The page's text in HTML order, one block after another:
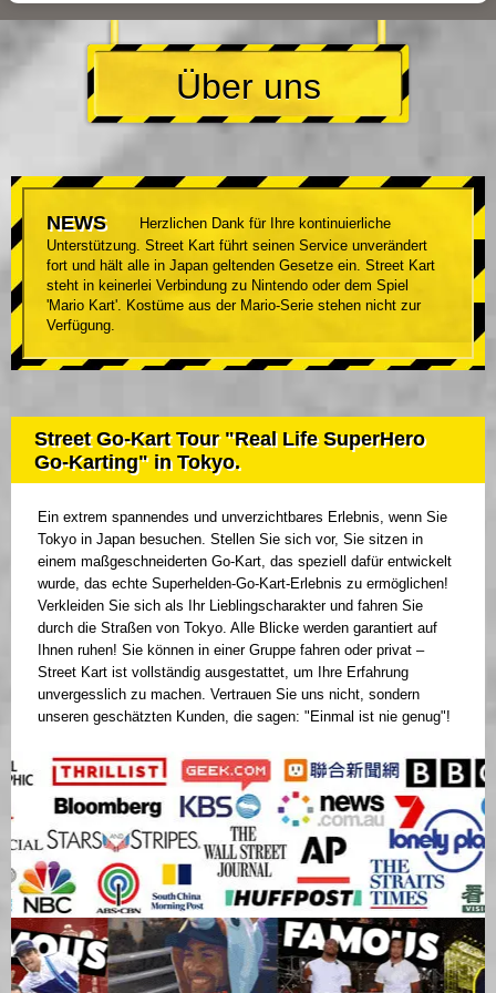
Über uns
NEWS
Herzlichen Dank für Ihre kontinuierliche
Unterstützung. Street Kart führt seinen Service unverändert
fort und hält alle in Japan geltenden Gesetze ein. Street Kart
steht in keinerlei Verbindung zu Nintendo oder dem Spiel
'Mario Kart'. Kostüme aus der Mario-Serie stehen nicht zur
Verfügung.
Street Go-Kart Tour "Real Life SuperHero
Go-Karting" in Tokyo.
Ein extrem spannendes und unverzichtbares Erlebnis, wenn Sie
Tokyo in Japan besuchen. Stellen Sie sich vor, Sie sitzen in
einem maßgeschneiderten Go-Kart, das speziell dafür entwickelt
wurde, das echte Superhelden-Go-Kart-Erlebnis zu ermöglichen!
Verkleiden Sie sich als Ihr Lieblingscharakter und fahren Sie
durch die Straßen von Tokyo. Alle Blicke werden garantiert auf
Ihnen ruhen! Sie können in einer Gruppe fahren oder privat –
Street Kart ist vollständig ausgestattet, um Ihre Erfahrung
unvergesslich zu machen. Vertrauen Sie uns nicht, sondern
unseren geschätzten Kunden, die sagen: "Einmal ist nie genug"!